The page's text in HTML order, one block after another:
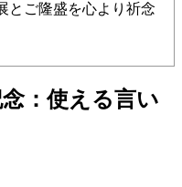
とご隆盛を心より祈念
：使える言い